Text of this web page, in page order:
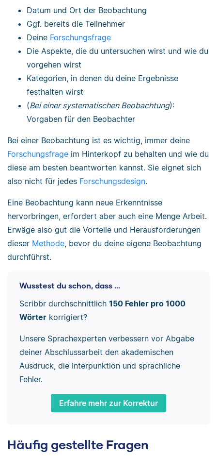
Datum und Ort der Beobachtung
Ggf. bereits die Teilnehmer
Deine Forschungsfrage
Die Aspekte, die du untersuchen wirst und wie du
vorgehen wirst
Kategorien, in denen du deine Ergebnisse
festhalten wirst
(Bei einer systematischen Beobachtung):
Vorgaben für den Beobachter
Bei einer Beobachtung ist es wichtig, immer deine
Forschungsfrage im Hinterkopf zu behalten und wie du
diese am besten beantworten kannst. Sie eignet sich
also nicht für jedes Forschungsdesign.
Eine Beobachtung kann neue Erkenntnisse
hervorbringen, erfordert aber auch eine Menge Arbeit.
Erwäge also gut die Vorteile und Herausforderungen
dieser Methode , bevor du deine eigene Beobachtung
durchführst.
Wusstest du schon, dass ...
Scribbr durchschnittlich 150 Fehler pro 1000
Wörterkorrigiert?
Unsere Sprachexperten verbessern vor Abgabe
deiner Abschlussarbeit den akademischen
Ausdruck, die Interpunktion und sprachliche
Fehler.
Erfahre mehr zur Korrektur
Häufig gestellte Fragen